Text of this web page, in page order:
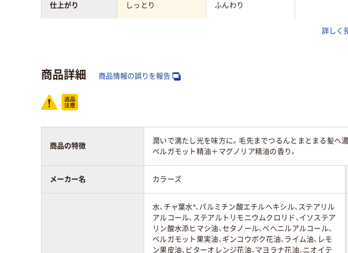
しっとり ふんわり
仕上がり
詳しく
商品詳細 商品情報の誤りを報告
商品の特徴
潤いで満たし光を味方に。毛先までつるんとまとまる髪へ
ベルガモット精油＋マグノリア精油の香り。
メーカー名 カラーズ
水、チャ葉水*、パルミチン酸エチルヘキシル、ステアリル
アルコール、ステアルトリモニウムクロリド、イソステア
リン酸水添ヒマシ油、セタノール、ベヘニルアルコール、
ベルガモット果実油、ギンコウボク花油、ライム油、レモ
ン果皮油、ビターオレンジ花油、マヨラナ花油、ニオイテ